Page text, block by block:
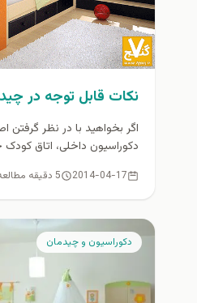
نكات قابل توجه در
اگر بخواهید با در نظر گرفتن
دکوراسیون داخلی، اتاق کودک
2014-04-17 5 دقیقه مطالعه
دكوراسيون و چيدمان